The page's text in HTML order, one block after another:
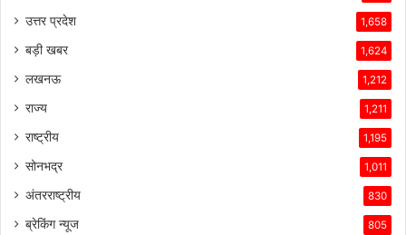
उत्तर प्रदेश 1,658
बड़ी खबर 1,624
लखनऊ 1,212
राज्य 1,211
राष्ट्रीय 1,195
सोनभद्र 1,011
अंतरराष्ट्रीय 830
ब्रेकिंग न्यूज 805